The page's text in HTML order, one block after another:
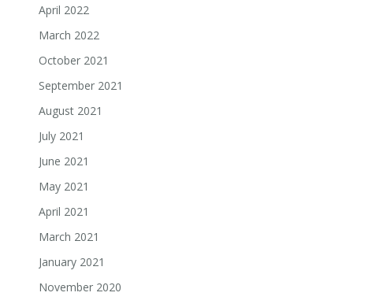
April 2022
March 2022
October 2021
September 2021
August 2021
July 2021
June 2021
May 2021
April 2021
March 2021
January 2021
November 2020